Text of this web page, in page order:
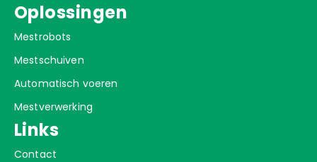
Oplossingen
Mestrobots
Mestschuiven
Automatisch voeren
Mestverwerking
Links
Contact